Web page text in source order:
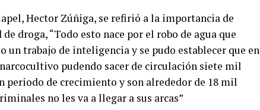
Hector Zúñiga, se refirió a la importancia de
droga, “Todo esto nace por el robo de agua que
un trabajo de inteligencia y se pudo establecer que en
pudendo sacer de circulación siete mil
periodo de crecimiento y son alrededor de 18 mil
no les va a llegar a sus arcas”